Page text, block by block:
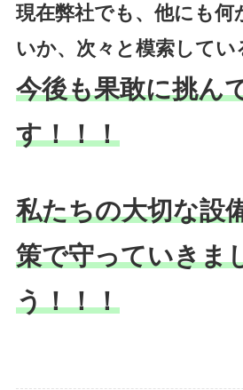
現在弊社でも、他にも何
いか、次々と模索してい
今後も果敢に挑ん
す！！！
私たちの大切な
策で守っていきま
う！！！